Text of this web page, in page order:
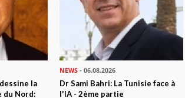
la
du Nord:
NEWS - 06.08.2026
Dr Sami Bahri: La Tunisie face à
l'IA - 2ème partie